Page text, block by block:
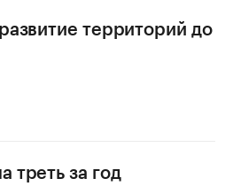
территорий до
треть за год